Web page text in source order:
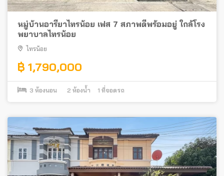
หมู่บ้านอารียาไทรน้อย เฟส 7 สภาพดีพร้อมอยู่ ใกล้โรง
พยาบาลไทรน้อย
ไทรน้อย
฿ 1,790,000
3 ห้องนอน 2 ห้องน้ำ 1 ที่จอดรถ